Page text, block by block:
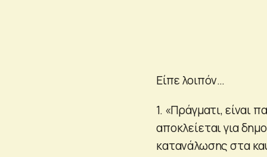
Είπε λοιπόν…
1. «Πράγματι, είναι
αποκλείεται για
κατανάλωσης στα